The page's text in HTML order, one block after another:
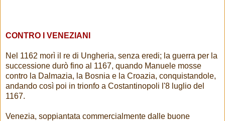
CONTRO I VENEZIANI
Nel 1162 morì il re di Ungheria, senza eredi; la guerra per la
successione durò fino al 1167, quando Manuele mosse
contro la Dalmazia, la Bosnia e la Croazia, conquistandole,
andando così poi in trionfo a Costantinopoli l'8 luglio del
1167.
Venezia, soppiantata commercialmente dalle buone